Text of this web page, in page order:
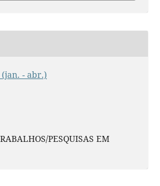
(jan. - abr.)
PESQUISAS EM